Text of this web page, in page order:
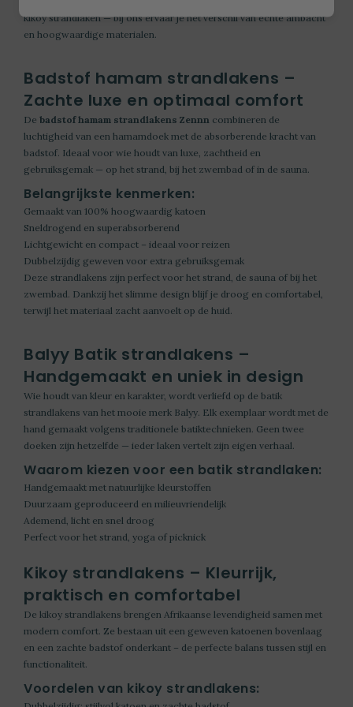
kikoy strandlaken — bij ons ervaar je het verschil van echte ambacht
en hoogwaardige materialen.
Badstof hamam strandlakens –
Zachte luxe en optimaal comfort
De badstof hamam strandlakens Zennn combineren de
luchtigheid van een hamamdoek met de absorberende kracht van
badstof. Ideaal voor wie houdt van luxe, zachtheid en
gebruiksgemak — op het strand, bij het zwembad of in de sauna.
Belangrijkste kenmerken:
Gemaakt van 100% hoogwaardig katoen
Sneldrogend en superabsorberend
Lichtgewicht en compact – ideaal voor reizen
Dubbelzijdig geweven voor extra gebruiksgemak
Deze strandlakens zijn perfect voor het strand, de sauna of bij het
zwembad. Dankzij het slimme design blijf je droog en comfortabel,
terwijl het materiaal zacht aanvoelt op de huid.
Balyy Batik strandlakens –
Handgemaakt en uniek in design
Wie houdt van kleur en karakter, wordt verliefd op de batik
strandlakens van het mooie merk Balyy. Elk exemplaar wordt met de
hand gemaakt volgens traditionele batiktechnieken. Geen twee
doeken zijn hetzelfde — ieder laken vertelt zijn eigen verhaal.
Waarom kiezen voor een batik strandlaken:
Handgemaakt met natuurlijke kleurstoffen
Duurzaam geproduceerd en milieuvriendelijk
Ademend, licht en snel droog
Perfect voor het strand, yoga of picknick
Kikoy strandlakens – Kleurrijk,
praktisch en comfortabel
De kikoy strandlakens brengen Afrikaanse levendigheid samen met
modern comfort. Ze bestaan uit een geweven katoenen bovenlaag
en een zachte badstof onderkant – de perfecte balans tussen stijl en
functionaliteit.
Voordelen van kikoy strandlakens: